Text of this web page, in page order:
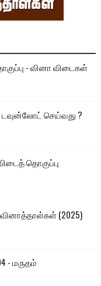
- வினா விடைகள்
டவுன்லோட் செய்வது ?
தொகுப்பு
(2025)
- மருதம்